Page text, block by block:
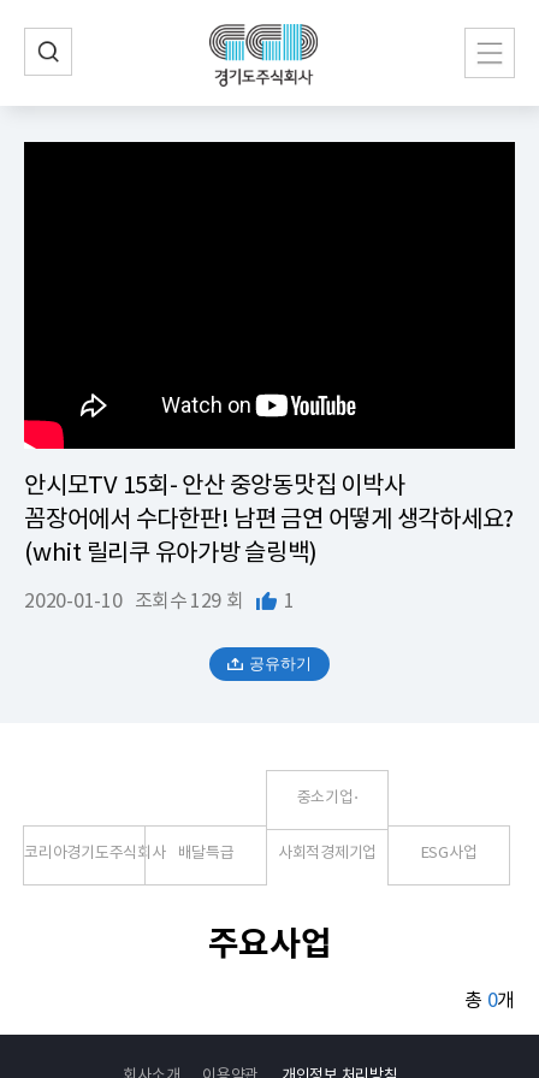
안시모TV 15회- 안산 중앙동맛집 이박사
꼼장어에서 수다한판! 남편 금연 어떻게 생각하세요?
(whit 릴리쿠 유아가방 슬링백)
2020-01-10 조회수 129 회 1
공유하기
코리아경기도주식회사 배달특급
중소기업⋅
사회적경제기업 ESG사업
주요사업
총 0개